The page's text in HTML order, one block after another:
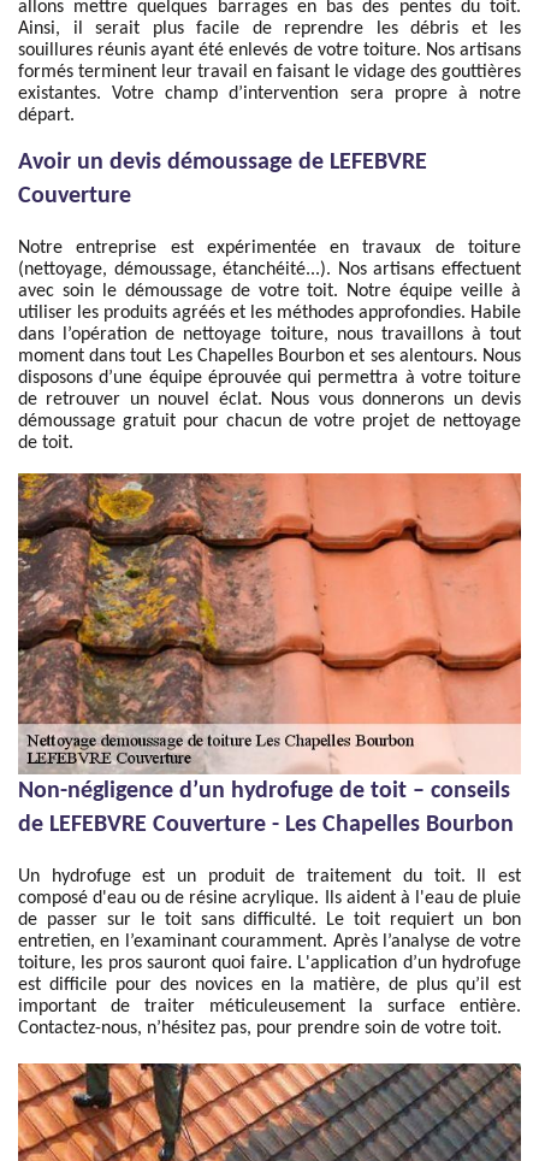
allons mettre quelques barrages en bas des pentes du toit.
Ainsi, il serait plus facile de reprendre les débris et les
souillures réunis ayant été enlevés de votre toiture. Nos artisans
formés terminent leur travail en faisant le vidage des gouttières
existantes. Votre champ d’intervention sera propre à notre
départ.
Avoir un devis démoussage de LEFEBVRE
Couverture
Notre entreprise est expérimentée en travaux de toiture
(nettoyage, démoussage, étanchéité...). Nos artisans effectuent
avec soin le démoussage de votre toit. Notre équipe veille à
utiliser les produits agréés et les méthodes approfondies. Habile
dans l’opération de nettoyage toiture, nous travaillons à tout
moment dans tout Les Chapelles Bourbon et ses alentours. Nous
disposons d’une équipe éprouvée qui permettra à votre toiture
de retrouver un nouvel éclat. Nous vous donnerons un devis
démoussage gratuit pour chacun de votre projet de nettoyage
de toit.
Non-négligence d’un hydrofuge de toit – conseils
de LEFEBVRE Couverture - Les Chapelles Bourbon
Un hydrofuge est un produit de traitement du toit. Il est
composé d'eau ou de résine acrylique. Ils aident à l'eau de pluie
de passer sur le toit sans difficulté. Le toit requiert un bon
entretien, en l’examinant couramment. Après l’analyse de votre
toiture, les pros sauront quoi faire. L'application d’un hydrofuge
est difficile pour des novices en la matière, de plus qu’il est
important de traiter méticuleusement la surface entière.
Contactez-nous, n’hésitez pas, pour prendre soin de votre toit.